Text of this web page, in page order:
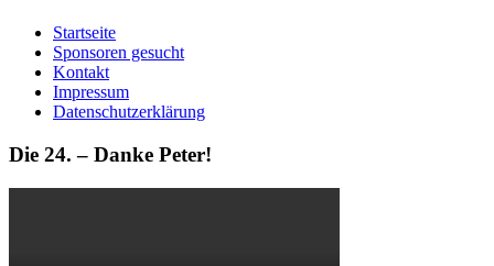
Startseite
Sponsoren gesucht
Kontakt
Impressum
Datenschutzerklärung
Die 24. – Danke Peter!